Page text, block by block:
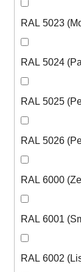
RAL 5023
RAL 5024
RAL 5025
RAL 5026
RAL 6000
RAL 6001
RAL 6002